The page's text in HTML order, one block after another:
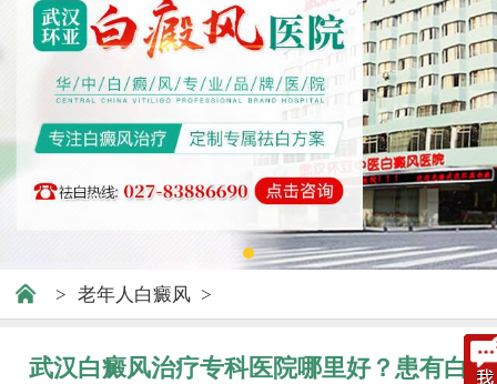
> 老年人白癜风 >
武汉白癜风治疗专科医院哪里好？患有白